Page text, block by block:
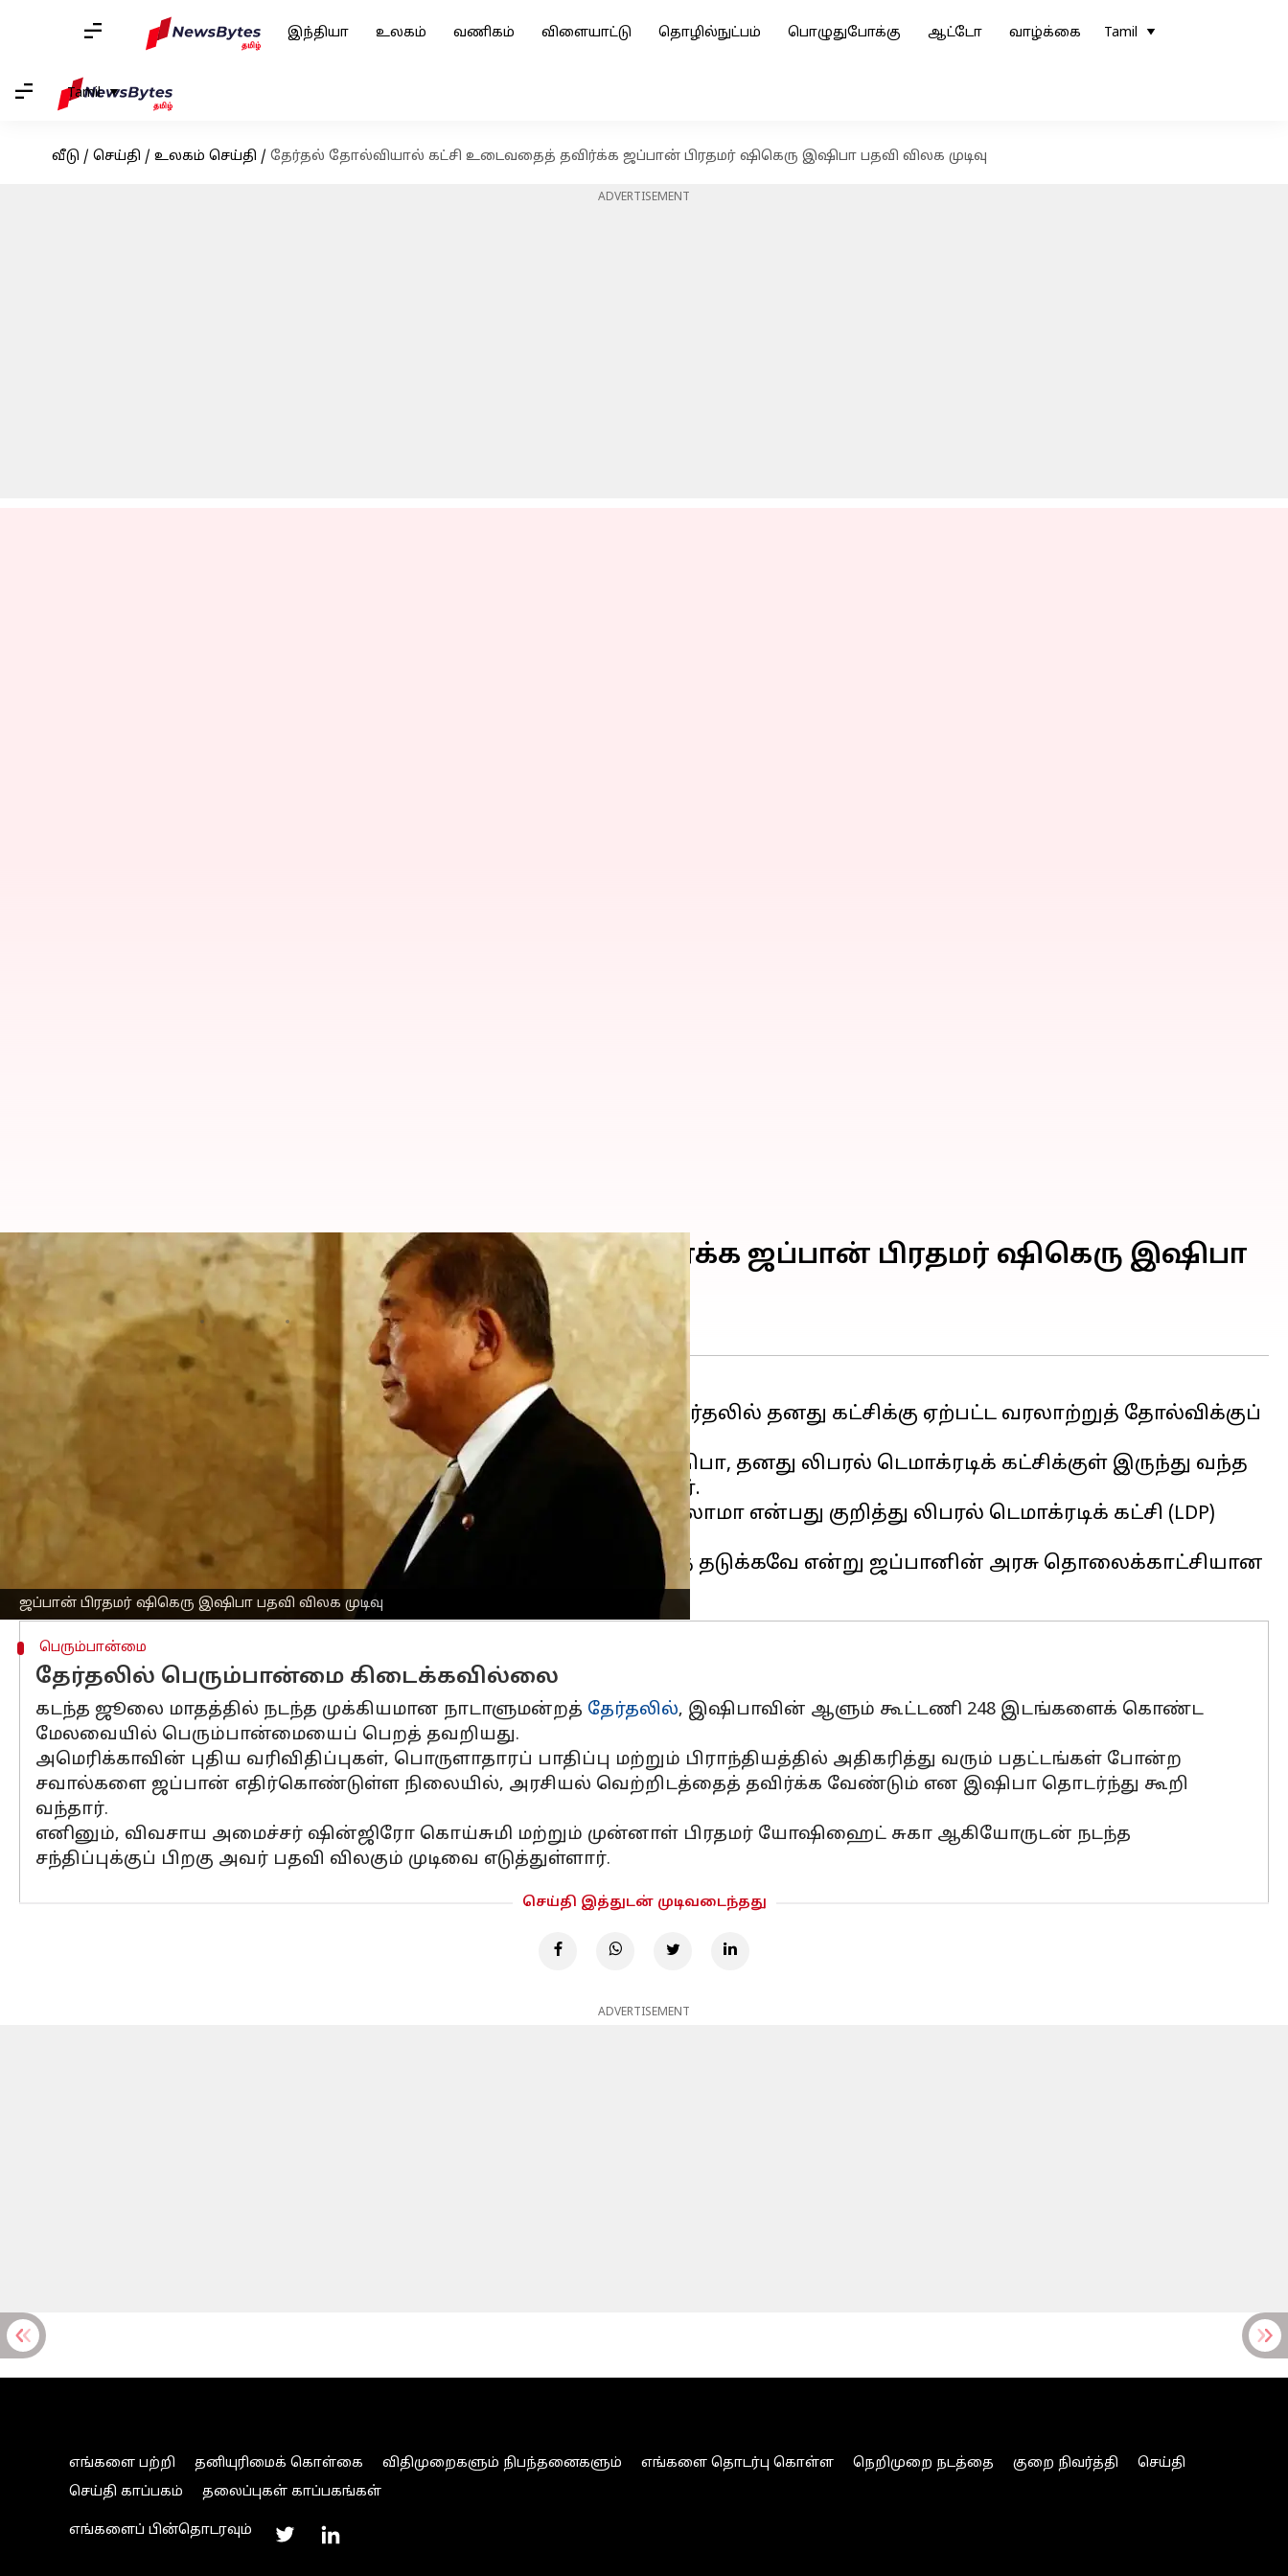
இந்தியா உலகம் வணிகம் விளையாட்டு தொழில்நுட்பம் பொழுதுபோக்கு ஆட்டோ வாழ்க்கை Tamil
Tamil
வீடு / செய்தி / உலகம் செய்தி / தேர்தல் தோல்வியால் கட்சி உடைவதைத் தவிர்க்க ஜப்பான் பிரதமர் ஷிகெரு இஷிபா பதவி விலக முடிவு
ADVERTISEMENT
ஜப்பான் பிரதமர் ஷிகெரு இஷிபா பதவி விலக முடிவு
தேர்தல் தோல்வியால் கட்சி உடைவதைத் தவிர்க்க ஜப்பான் பிரதமர் ஷிகெரு இஷிபா
பதவி விலக முடிவு
எழுதியவர் Sekar Chinnappan Sep 07, 2025 01:07 pm
செய்தி முன்னோட்டம்
ஜப்பான்
பிரதமர் ஷிகெரு இஷிபா, ஜூலை மாத நாடாளுமன்றத் தேர்தலில் தனது கட்சிக்கு ஏற்பட்ட வரலாற்றுத் தோல்விக்குப்
பொறுப்பேற்றுப் பதவி விலக முடிவு செய்துள்ளார்.
ஒரு மாதத்திற்கும் மேலாகப் பதவி விலக மறுத்து வந்த
பிரதமர் இஷிபா, தனது லிபரல் டெமாக்ரடிக் கட்சிக்குள் இருந்து வந்த
கடுமையான அழுத்தத்திற்குப் பணிந்து இந்த முடிவை எடுத்துள்ளார்.
இந்த முடிவு, கட்சித் தலைமைக்கான தேர்தலை முன்கூட்டியே நடத்தலாமா என்பது குறித்து லிபரல் டெமாக்ரடிக் கட்சி (LDP)
வாக்களிக்க இருந்ததற்கு ஒரு நாள் முன்னதாக எடுக்கப்பட்டது.
இஷிபாவின் இந்த முடிவு, கட்சியில் மேலும் பிளவுகள் ஏற்படுவதைத் தடுக்கவே என்று ஜப்பானின் அரசு தொலைக்காட்சியான
பெரும்பான்மை
தேர்தலில் பெரும்பான்மை கிடைக்கவில்லை
கடந்த ஜூலை மாதத்தில் நடந்த முக்கியமான நாடாளுமன்றத் தேர்தலில், இஷிபாவின் ஆளும் கூட்டணி 248 இடங்களைக் கொண்ட
மேலவையில் பெரும்பான்மையைப் பெறத் தவறியது.
அமெரிக்காவின் புதிய வரிவிதிப்புகள், பொருளாதாரப் பாதிப்பு மற்றும் பிராந்தியத்தில் அதிகரித்து வரும் பதட்டங்கள் போன்ற
சவால்களை ஜப்பான் எதிர்கொண்டுள்ள நிலையில், அரசியல் வெற்றிடத்தைத் தவிர்க்க வேண்டும் என இஷிபா தொடர்ந்து கூறி
வந்தார்.
எனினும், விவசாய அமைச்சர் ஷின்ஜிரோ கொய்சுமி மற்றும் முன்னாள் பிரதமர் யோஷிஹைட் சுகா ஆகியோருடன் நடந்த
சந்திப்புக்குப் பிறகு அவர் பதவி விலகும் முடிவை எடுத்துள்ளார்.
செய்தி இத்துடன் முடிவடைந்தது
ADVERTISEMENT
எங்களை பற்றி தனியுரிமைக் கொள்கை விதிமுறைகளும் நிபந்தனைகளும் எங்களை தொடர்பு கொள்ள நெறிமுறை நடத்தை குறை நிவர்த்தி
செய்தி
செய்தி காப்பகம்
தலைப்புகள் காப்பகங்கள்
எங்களைப் பின்தொடரவும்